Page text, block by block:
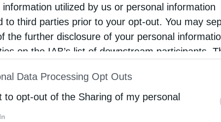
information utilized by us or personal information
to third parties prior to your opt-out. You may
the further disclosure of your personal
on the IAB’s list of downstream participants.
of Downstream Participantsthat may further
parties.
Data Processing Opt Outs
to opt-out of the Sharing of my personal
θέματα: “Μπροστά στο ολοζώντανο σκήνωμα
Εφραίμ, στη Ν. Μάκρη” (βίντεο)
4 Οκτωβρίου 2021
είναι ολοζώντανοι. Παρεμβαίνουν
και σταματούν το χρόνο, κάνοντας την
λογική να στέκεται με σεβασμό,